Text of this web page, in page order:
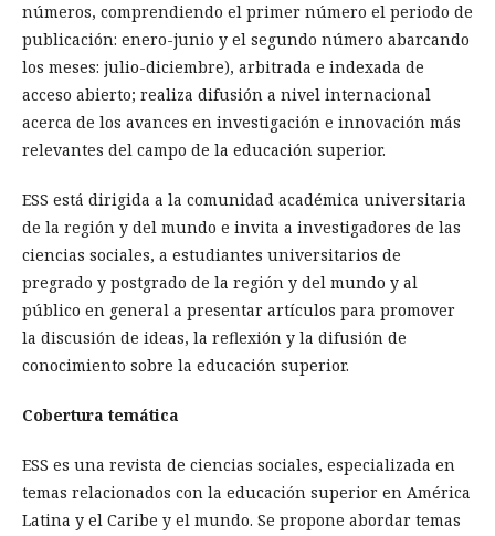
números, comprendiendo el primer número el periodo de
publicación: enero-junio y el segundo número abarcando
los meses: julio-diciembre), arbitrada e indexada de
acceso abierto; realiza difusión a nivel internacional
acerca de los avances en investigación e innovación más
relevantes del campo de la educación superior.
ESS está dirigida a la comunidad académica universitaria
de la región y del mundo e invita a investigadores de las
ciencias sociales, a estudiantes universitarios de
pregrado y postgrado de la región y del mundo y al
público en general a presentar artículos para promover
la discusión de ideas, la reflexión y la difusión de
conocimiento sobre la educación superior.
Cobertura temática
ESS es una revista de ciencias sociales, especializada en
temas relacionados con la educación superior en América
Latina y el Caribe y el mundo. Se propone abordar temas